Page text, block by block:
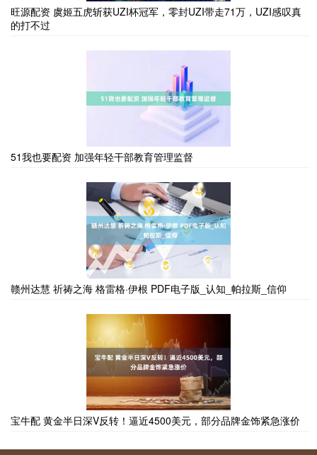
旺源配资 虞姬五虎斩获UZI杯冠军，零封UZI带走71万，UZI感叹真
的打不过
51我也要配资 加强年轻干部教育管理监督
赣州达慧 祈祷之海 格雷格·伊根 PDF电子版_认知_帕拉斯_信仰
宝牛配 黄金半日深V反转！逼近4500美元，部分品牌金饰紧急涨价